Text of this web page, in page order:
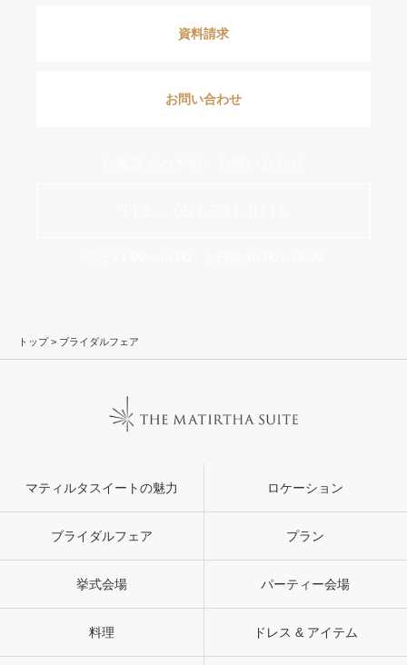
資料請求
お問い合わせ
トップ> ブライダルフェア
マティルタスイートの魅力 ロケーション
ブライダルフェア プラン
挙式会場 パーティー会場
料理 ドレス & アイテム